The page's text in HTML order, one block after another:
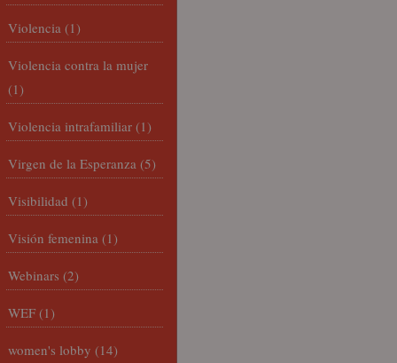
Violencia (1)
Violencia contra la mujer
(1)
Violencia intrafamiliar (1)
Virgen de la Esperanza (5)
Visibilidad (1)
Visión femenina (1)
Webinars (2)
WEF (1)
women's lobby (14)